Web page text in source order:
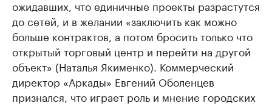
ожидавших, что единичные проекты разрастутся
до сетей, и в желании «заключить как можно
больше контрактов, а потом бросить только что
открытый торговый центр и перейти на другой
объект» (Наталья Якименко). Коммерческий
директор «Аркады» Евгений Оболенцев
признался, что играет роль и мнение городских